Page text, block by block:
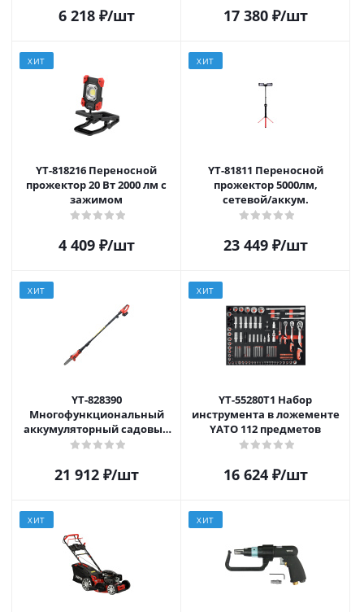
6 218₽/шт 17 380₽/шт
ХИТ
YT-818216 Переносной
прожектор 20 Вт 2000 лм с
зажимом
4 409₽/шт
ХИТ
YT-81811 Переносной
прожектор 5000лм,
сетевой/аккум.
23 449₽/шт
ХИТ
YT-828390
Многофункциональный
аккумуляторный садовый
инструмент 18В
21 912₽/шт
ХИТ
YT-55280T1 Набор
инструмента в ложементе
YATO 112 предметов
16 624₽/шт
ХИТ ХИТ